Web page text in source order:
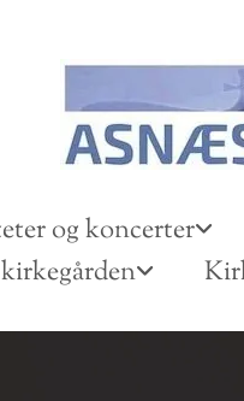
og koncerter